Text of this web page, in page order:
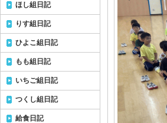
ほし組日記
りす組日記
ひよこ組日記
もも組日記
いちご組日記
つくし組日記
給食日記